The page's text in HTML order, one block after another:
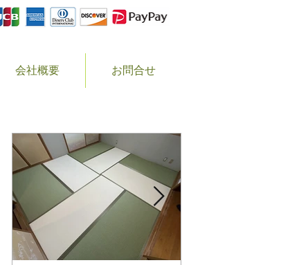
会社概要 お問合せ